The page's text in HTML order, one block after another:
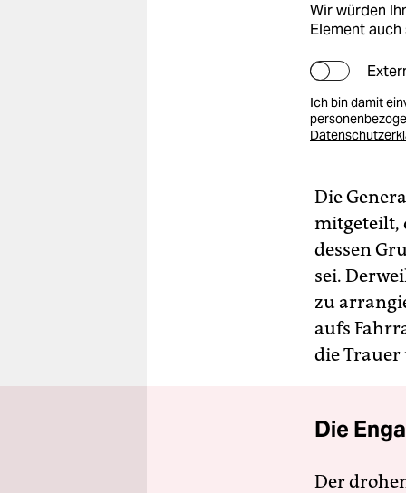
Wir würden
Element auch
Ich bin damit
Die
mitgeteilt,
dessen
sei.
zu
aufs
die Trauer
Die
Der